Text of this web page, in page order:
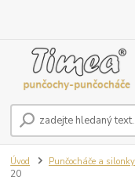
Úvod Punčocháče a silonky
20